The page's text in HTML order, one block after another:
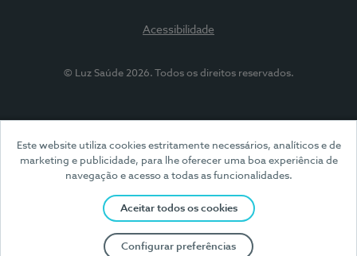
Este website utiliza cookies estritamente necessários, analíticos e de
marketing e publicidade, para lhe oferecer uma boa experiência de
navegação e acesso a todas as funcionalidades.
Aceitar todos os cookies
Configurar preferências
Acessibilidade
© Luz Saúde 2026. Todos os direitos reservados.